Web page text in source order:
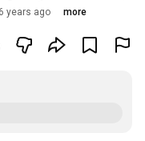
6 years ago more